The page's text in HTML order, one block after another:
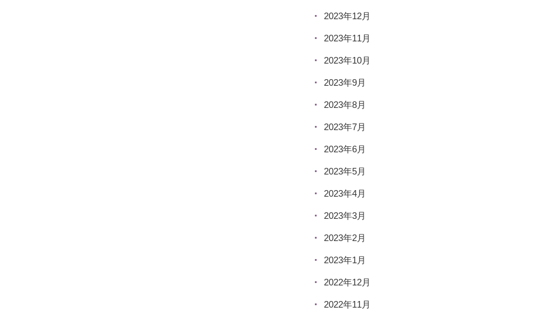
2023年12月
2023年11月
2023年10月
2023年9月
2023年8月
2023年7月
2023年6月
2023年5月
2023年4月
2023年3月
2023年2月
2023年1月
2022年12月
2022年11月